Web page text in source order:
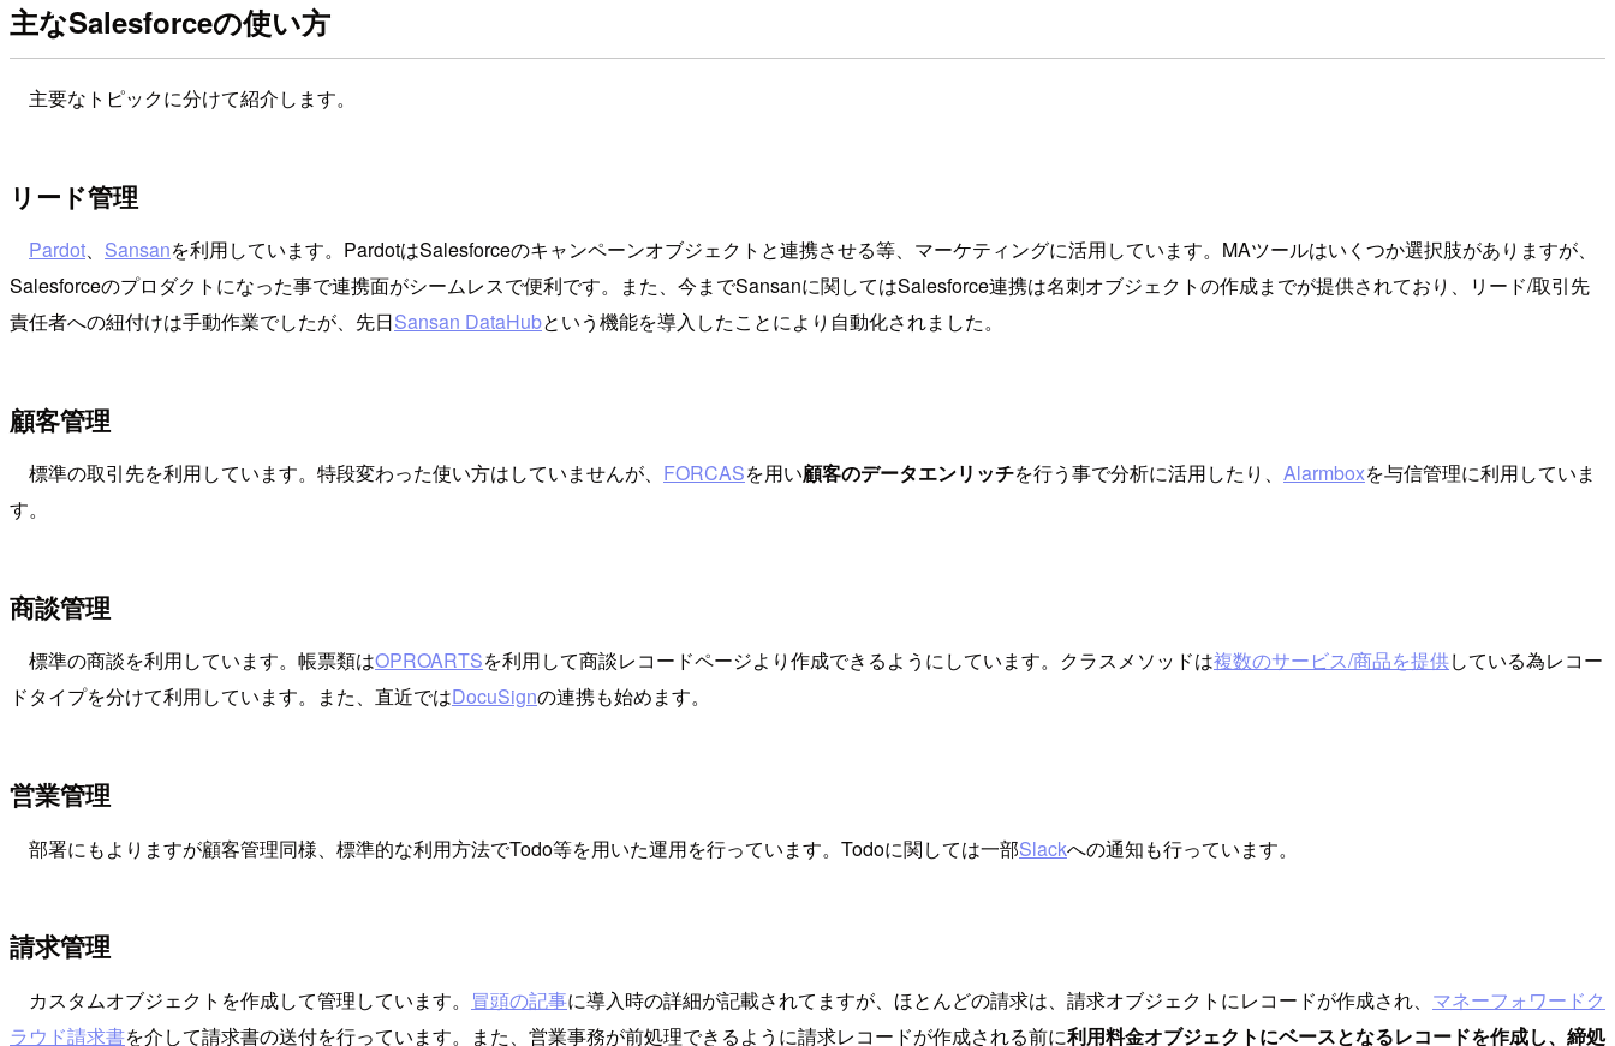
主なSalesforceの使い方
主要なトピックに分けて紹介します。
リード管理
Pardot、 Sansanを利用しています。PardotはSalesforceのキャンペーンオブジェクトと連携させる等、マーケティングに活用しています。MAツールはいくつか選択肢がありますが、
Salesforceのプロダクトになった事で連携面がシームレスで便利です。また、今までSansanに関してはSalesforce連携は名刺オブジェクトの作成までが提供されており、リード/取引先
責任者への紐付けは手動作業でしたが、先日Sansan DataHubという機能を導入したことにより自動化されました。
顧客管理
標準の取引先を利用しています。特段変わった使い方はしていませんが、 FORCASを用い顧客のデータエンリッチを行う事で分析に活用したり、 Alarmboxを与信管理に利用していま
す。
商談管理
標準の商談を利用しています。帳票類はOPROARTSを利用して商談レコードページより作成できるようにしています。クラスメソッドは複数のサービス/商品を提供している為レコー
ドタイプを分けて利用しています。また、直近ではDocuSignの連携も始めます。
営業管理
部署にもよりますが顧客管理同様、標準的な利用方法でTodo等を用いた運用を行っています。Todoに関しては一部Slackへの通知も行っています。
請求管理
カスタムオブジェクトを作成して管理しています。 冒頭の記事に導入時の詳細が記載されてますが、ほとんどの請求は、請求オブジェクトにレコードが作成され、 マネーフォワードク
ラウド請求書を介して請求書の送付を行っています。また、営業事務が前処理できるように請求レコードが作成される前に利用料金オブジェクトにベースとなるレコードを作成し、締処